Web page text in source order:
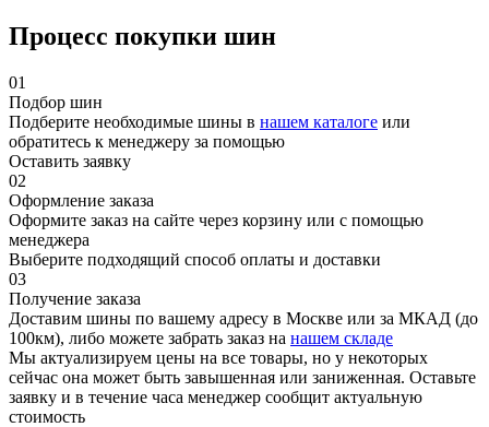
Процесс покупки шин
01
Подбор шин
Подберите необходимые шины в нашем каталоге или
обратитесь к менеджеру за помощью
Оставить заявку
02
Оформление заказа
Оформите заказ на сайте через корзину или с помощью
менеджера
Выберите подходящий способ оплаты и доставки
03
Получение заказа
Доставим шины по вашему адресу в Москве или за МКАД (до
100км), либо можете забрать заказ на нашем складе
Мы актуализируем цены на все товары, но у некоторых
сейчас она может быть завышенная или заниженная. Оставьте
заявку и в течение часа менеджер сообщит актуальную
стоимость